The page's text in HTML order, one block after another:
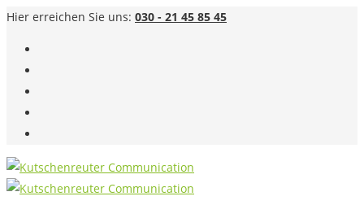
Hier erreichen Sie uns: 030 - 21 45 85 45